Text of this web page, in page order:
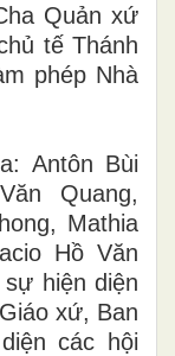
Quản xứ
tế Thánh
phép Nhà
Antôn Bùi
Quang,
Mathia
Hồ Văn
hiện diện
xứ, Ban
các hội